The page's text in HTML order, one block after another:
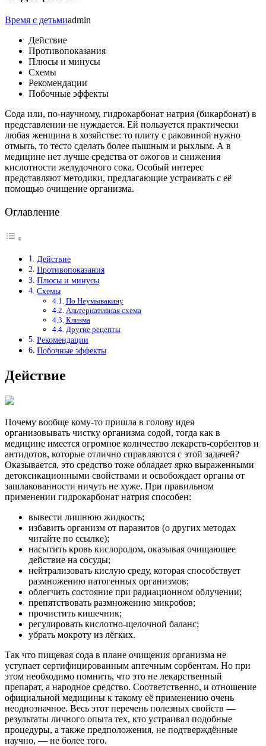
Время с детьмиadmin
Действие
Противопоказания
Плюсы и минусы
Схемы
Рекомендации
Побочные эффекты
Сода или, по-научному, гидрокарбонат натрия (бикарбонат) в
представлении не нуждается. Ей пользуется практически
любая женщина в хозяйстве: то плиту с раковиной нужно
отмыть, то тесто сделать более пышным и рыхлым. А в
медицине нет лучше средства от ожогов и снижения
кислотности желудочного сока. Особый интерес
представляют методики, предлагающие устраивать с её
помощью очищение организма.
Оглавление
Действие
Противопоказания
Плюсы и минусы
Схемы
По Неумывакину
Альтернативная схема
Клизма
Другие рецепты
Рекомендации
Побочные эффекты
Действие
Почему вообще кому-то пришла в голову идея
организовывать чистку организма содой, тогда как в
медицине имеется огромное количество лекарств-сорбентов и
антидотов, которые отлично справляются с этой задачей?
Оказывается, это средство тоже обладает ярко выраженными
детоксикационными свойствами и освобождает органы от
зашлакованности ничуть не хуже. При правильном
применении гидрокарбонат натрия способен:
вывести лишнюю жидкость;
избавить организм от паразитов (о других методах
читайте по ссылке);
насытить кровь кислородом, оказывая очищающее
действие на сосуды;
нейтрализовать кислую среду, которая способствует
размножению патогенных организмов;
облегчить состояние при радиационном облучении;
препятствовать размножению микробов;
прочистить кишечник;
регулировать кислотно-щелочной баланс;
убрать мокроту из лёгких.
Так что пищевая сода в плане очищения организма не
уступает сертифицированным аптечным сорбентам. Но при
этом необходимо помнить, что это не лекарственный
препарат, а народное средство. Соответственно, и отношение
официальной медицины к такому её применению очень
неоднозначное. Весь этот перечень полезных свойств —
результаты личного опыта тех, кто устраивал подобные
процедуры, а также предположения, не подтверждённые
научно, — не более того.